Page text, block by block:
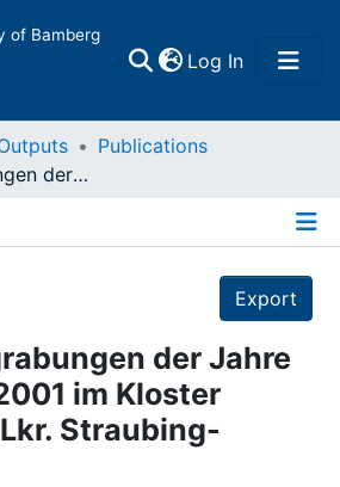
of Bamberg
Log In(current)
Publications
Neue Ausgrabungen der Jahre 2000 und 2001 im Kloster Windberg, Lkr. Straubing-Bogen
Export
der Jahre
im Kloster
Straubing-